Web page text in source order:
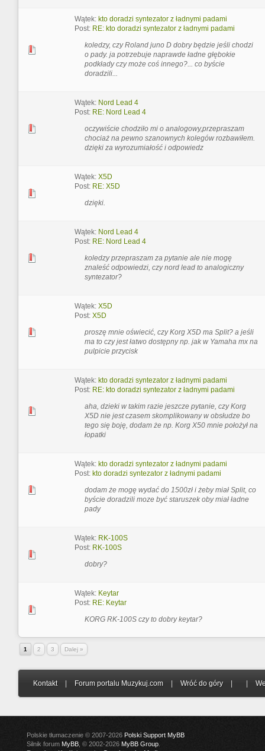
Wątek: kto doradzi syntezator z ładnymi padami
Post: RE: kto doradzi syntezator z ładnymi padami
koledzy, czy Roland juno D dobry będzie jeśli chodzi
o pady. ja potrzebuje naprawde ładne głębokie
podkłady czy może coś innego?... co byście
doradzili...
Wątek: Nord Lead 4
Post: RE: Nord Lead 4
oczywiście chodziło mi o analogowy,przepraszam
chociaż na pewno szanownych kolegów rozbawiłem.
dzięki za wyrozumiałość i odpowiedz
Wątek: X5D
Post: RE: X5D
dzięki.
Wątek: Nord Lead 4
Post: RE: Nord Lead 4
koledzy przepraszam za pytanie ale nie mogę
znaleść odpowiedzi, czy nord lead to analogiczny
syntezator?
Wątek: X5D
Post: X5D
proszę mnie oświecić, czy Korg X5D ma Split? a jeśli
ma to czy jest łatwo dostępny np. jak w Yamaha mx na
pulpicie przycisk
Wątek: kto doradzi syntezator z ładnymi padami
Post: RE: kto doradzi syntezator z ładnymi padami
aha, dzieki w takim razie jeszcze pytanie, czy Korg
X5D nie jest czasem skomplikowany w obsłudze bo
tego się boję, dodam że np. Korg X50 mnie położył na
łopatki
Wątek: kto doradzi syntezator z ładnymi padami
Post: kto doradzi syntezator z ładnymi padami
dodam że mogę wydać do 1500zł i żeby miał Split, co
byście doradzili moze być staruszek oby miał ładne
pady
Wątek: RK-100S
Post: RK-100S
dobry?
Wątek: Keytar
Post: RE: Keytar
KORG RK-100S czy to dobry keytar?
1 2 3 Dalej »
Kontakt Forum portalu Muzykuj.com Wróć do góry
Polskie tłumaczenie © 2007-2026 Polski Support MyBB
Silnik forum MyBB , © 2002-2026 MyBB Group